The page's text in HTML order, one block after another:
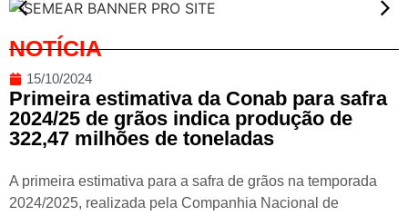
NOTÍCIA
15/10/2024
Primeira estimativa da Conab para safra
2024/25 de grãos indica produção de
322,47 milhões de toneladas
A primeira estimativa para a safra de grãos na temporada
2024/2025, realizada pela Companhia Nacional de